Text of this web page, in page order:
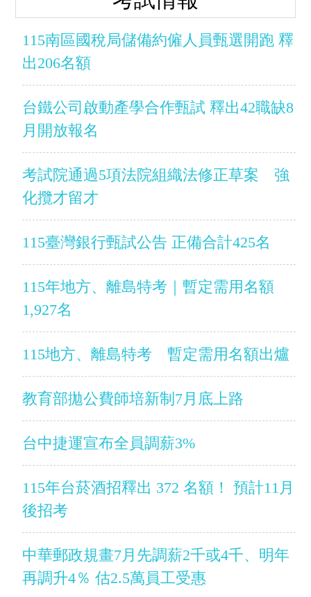
115南區國稅局儲備約僱人員甄選開跑 釋
出206名額
台鐵公司啟動產學合作甄試 釋出42職缺8
月開放報名
考試院通過5項法院組織法修正草案 強
化攬才留才
115臺灣銀行甄試公告 正備合計425名
115年地方、離島特考｜暫定需用名額
1,927名
115地方、離島特考 暫定需用名額出爐
教育部拋公費師培新制7月底上路
台中捷運宣布全員調薪3%
115年台菸酒招釋出 372 名額！ 預計11月
後招考
中華郵政規畫7月先調薪2千或4千、明年
再調升4％ 估2.5萬員工受惠